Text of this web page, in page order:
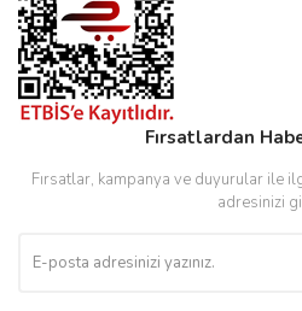
Fırsatlardan
Fırsatlar, kampanya ve duyurular ile
adresinizi